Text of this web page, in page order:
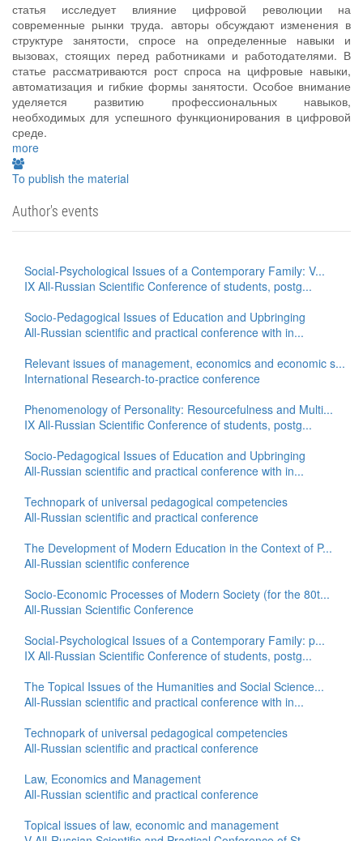
статья исследует влияние цифровой революции на
современные рынки труда. авторы обсуждают изменения в
структуре занятости, спросе на определенные навыки и
вызовах, стоящих перед работниками и работодателями. В
статье рассматриваются рост спроса на цифровые навыки,
автоматизация и гибкие формы занятости. Особое внимание
уделяется развитию профессиональных навыков,
необходимых для успешного функционирования в цифровой
среде.
more
To publish the material
Author's events
Social-Psychological Issues of a Contemporary Family: V...
IX All-Russian Scientific Conference of students, postg...
Socio-Pedagogical Issues of Education and Upbringing
All-Russian scientific and practical conference with in...
Relevant issues of management, economics and economic s...
International Research-to-practice conference
Phenomenology of Personality: Resourcefulness and Multi...
IX All-Russian Scientific Conference of students, postg...
Socio-Pedagogical Issues of Education and Upbringing
All-Russian scientific and practical conference with in...
Technopark of universal pedagogical competencies
All-Russian scientific and practical conference
The Development of Modern Education in the Context of P...
All-Russian scientific conference
Socio-Economic Processes of Modern Society (for the 80t...
All-Russian Scientific Conference
Social-Psychological Issues of a Contemporary Family: p...
IX All-Russian Scientific Conference of students, postg...
The Topical Issues of the Humanities and Social Science...
All-Russian scientific and practical conference with in...
Technopark of universal pedagogical competencies
All-Russian scientific and practical conference
Law, Economics and Management
All-Russian scientific and practical conference
Topical issues of law, economic and management